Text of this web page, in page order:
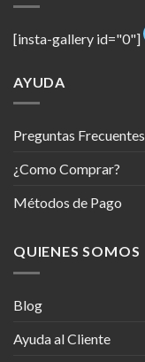
[insta-gallery id="0"]
AYUDA
Preguntas Frecuentes
¿Como Comprar?
Métodos de Pago
QUIENES SOMOS
Blog
Ayuda al Cliente